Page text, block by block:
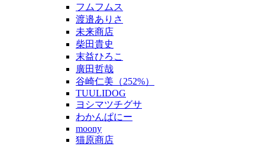
フムフムス
渡邉ありさ
未来商店
柴田貴史
末益ひろこ
廣田哲哉
谷崎仁美（252%）
TUULIDOG
ヨシマツチグサ
わかんぱにー
moony
猫原商店